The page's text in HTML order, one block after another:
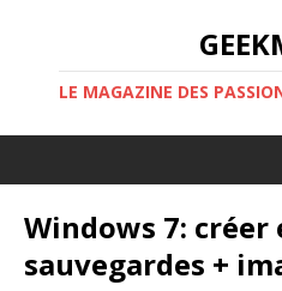
LE MAGAZINE DES
Windows 7:
sauvegardes +